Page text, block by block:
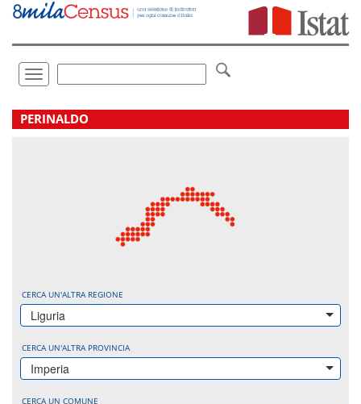
Vai
direttamente
Toggle
navigation
.
PERINALDO
CERCA UN'ALTRA REGIONE
Liguria
CERCA UN'ALTRA PROVINCIA
Imperia
CERCA UN COMUNE